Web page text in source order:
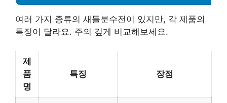
여러 가지 종류의 새들분수전이 있지만, 각 제품의
특징이 달라요. 주의 깊게 비교해보세요.
제
품
명
특징 장점